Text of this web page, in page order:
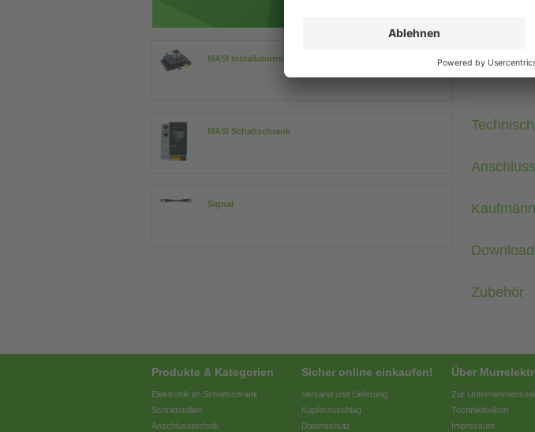
MASI Installationstechnik
MASI Schaltschrank
Signal
Zubehör
Produkte & Kategorien
Elektronik im Schaltschrank
Schnittstellen
Anschlusstechnik
Sicher online einkaufen!
Versand und Lieferung
Kupferzuschlag
Datenschutz
Über
Zur
Techniklexikon
Impressum